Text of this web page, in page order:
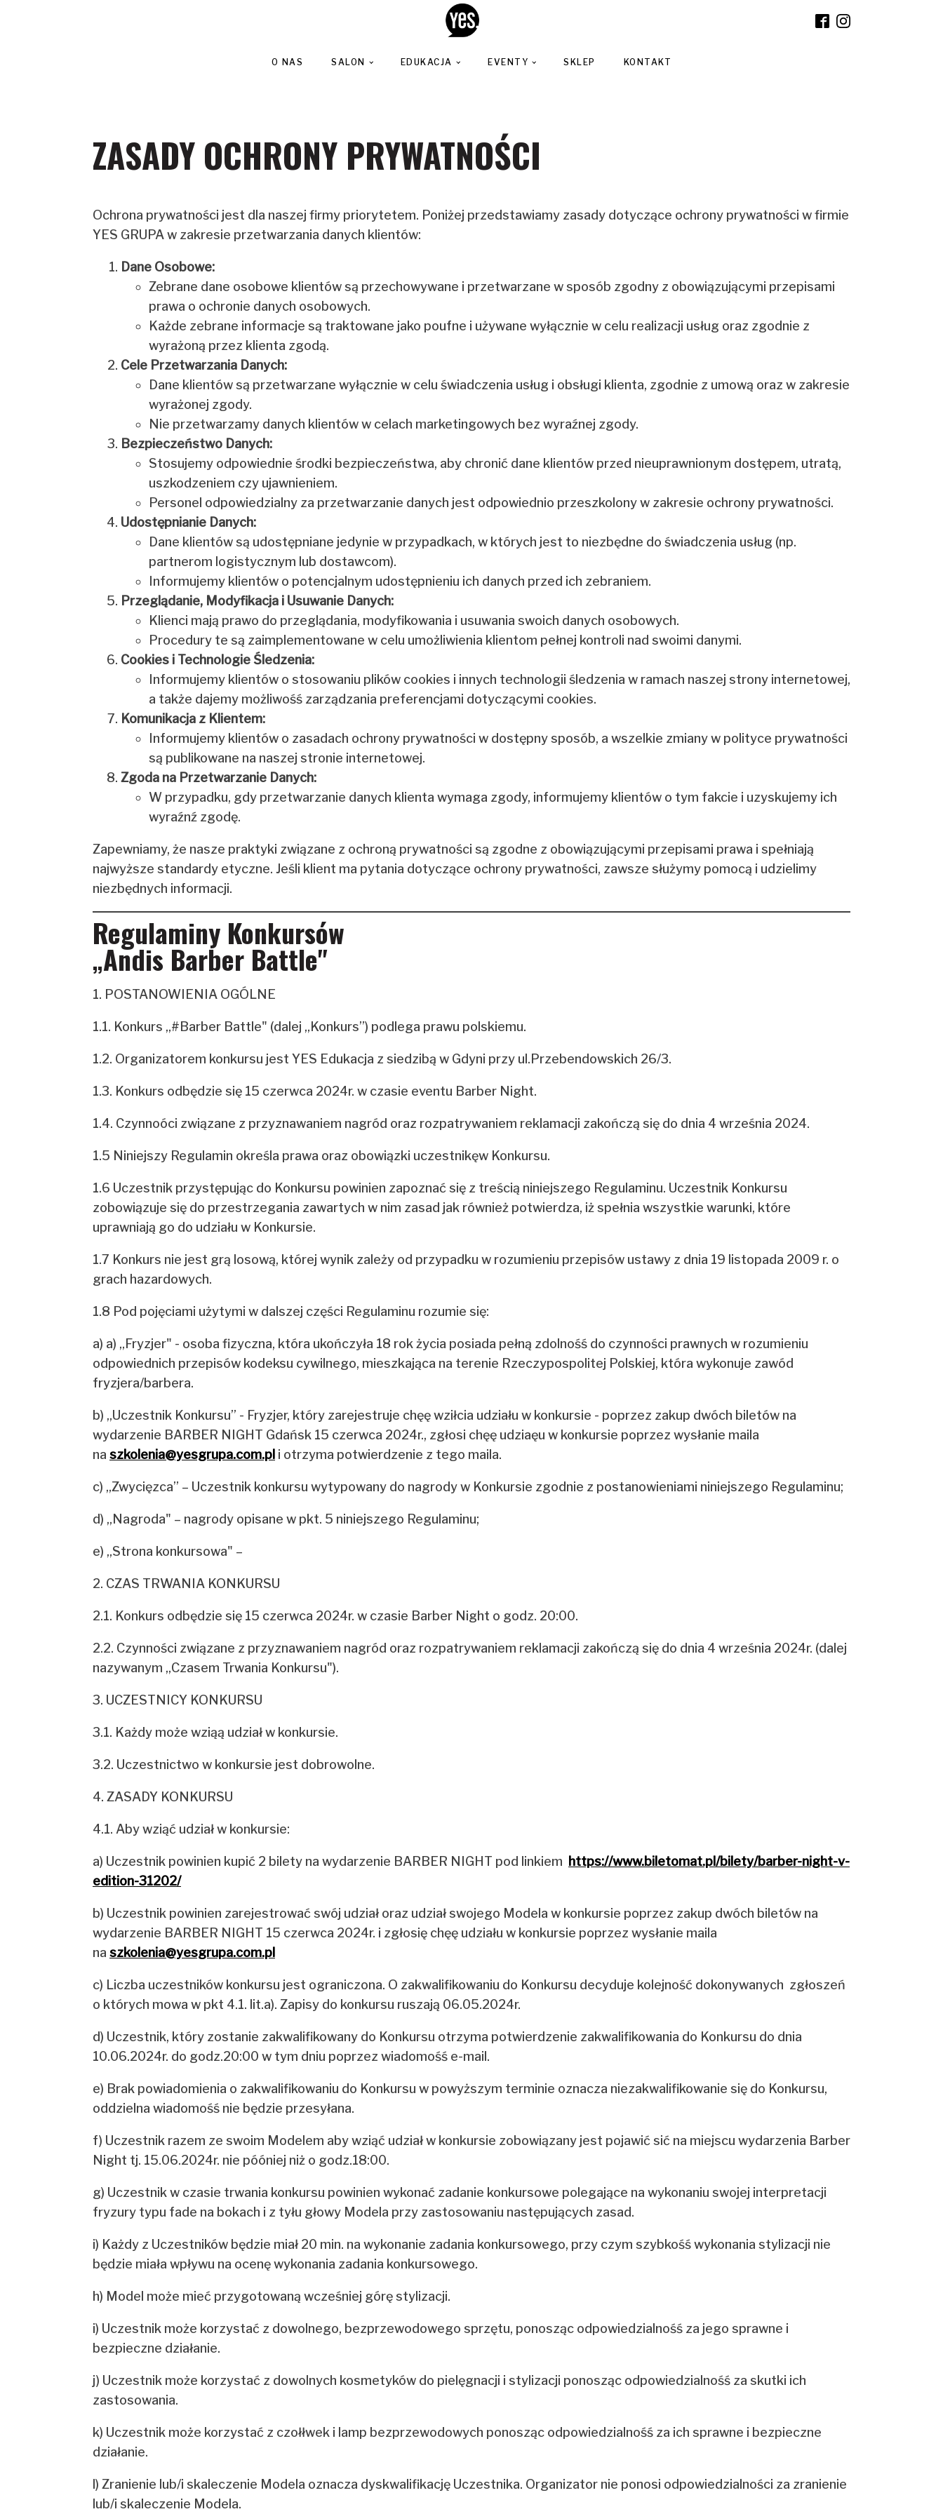
O NAS SALON EDUKACJA EVENTY SKLEP KONTAKT
ZASADY OCHRONY PRYWATNOŚCI
Ochrona prywatności jest dla naszej firmy priorytetem. Poniżej przedstawiamy zasady dotyczące ochrony prywatności w firmie
YES GRUPA w zakresie przetwarzania danych klientów:
Dane Osobowe:
Zebrane dane osobowe klientów są przechowywane i przetwarzane w sposób zgodny z obowiązującymi przepisami
prawa o ochronie danych osobowych.
Każde zebrane informacje są traktowane jako poufne i używane wyłącznie w celu realizacji usług oraz zgodnie z
wyrażoną przez klienta zgodą.
Cele Przetwarzania Danych:
Dane klientów są przetwarzane wyłącznie w celu świadczenia usług i obsługi klienta, zgodnie z umową oraz w zakresie
wyrażonej zgody.
Nie przetwarzamy danych klientów w celach marketingowych bez wyraźnej zgody.
Bezpieczeństwo Danych:
Stosujemy odpowiednie środki bezpieczeństwa, aby chronić dane klientów przed nieuprawnionym dostępem, utratą,
uszkodzeniem czy ujawnieniem.
Personel odpowiedzialny za przetwarzanie danych jest odpowiednio przeszkolony w zakresie ochrony prywatności.
Udostępnianie Danych:
Dane klientów są udostępniane jedynie w przypadkach, w których jest to niezbędne do świadczenia usług (np.
partnerom logistycznym lub dostawcom).
Informujemy klientów o potencjalnym udostępnieniu ich danych przed ich zebraniem.
Przeglądanie, Modyfikacja i Usuwanie Danych:
Klienci mają prawo do przeglądania, modyfikowania i usuwania swoich danych osobowych.
Procedury te są zaimplementowane w celu umożliwienia klientom pełnej kontroli nad swoimi danymi.
Cookies i Technologie Śledzenia:
Informujemy klientów o stosowaniu plików cookies i innych technologii śledzenia w ramach naszej strony internetowej,
a także dajemy możliwośś zarządzania preferencjami dotyczącymi cookies.
Komunikacja z Klientem:
Informujemy klientów o zasadach ochrony prywatności w dostępny sposób, a wszelkie zmiany w polityce prywatności
są publikowane na naszej stronie internetowej.
Zgoda na Przetwarzanie Danych:
W przypadku, gdy przetwarzanie danych klienta wymaga zgody, informujemy klientów o tym fakcie i uzyskujemy ich
wyraźnź zgodę.
Zapewniamy, że nasze praktyki związane z ochroną prywatności są zgodne z obowiązującymi przepisami prawa i spełniają
najwyższe standardy etyczne. Jeśli klient ma pytania dotyczące ochrony prywatności, zawsze służymy pomocą i udzielimy
niezbędnych informacji.
Regulaminy Konkursów
„Andis Barber Battle"
1. POSTANOWIENIA OGÓLNE
1.1. Konkurs „#Barber Battle" (dalej „Konkurs”) podlega prawu polskiemu.
1.2. Organizatorem konkursu jest YES Edukacja z siedzibą w Gdyni przy ul.Przebendowskich 26/3.
1.3. Konkurs odbędzie się 15 czerwca 2024r. w czasie eventu Barber Night.
1.4. Czynnoóci związane z przyznawaniem nagród oraz rozpatrywaniem reklamacji zakończą się do dnia 4 września 2024.
1.5 Niniejszy Regulamin określa prawa oraz obowiązki uczestnikęw Konkursu.
1.6 Uczestnik przystępując do Konkursu powinien zapoznać się z treścią niniejszego Regulaminu. Uczestnik Konkursu
zobowiązuje się do przestrzegania zawartych w nim zasad jak również potwierdza, iż spełnia wszystkie warunki, które
uprawniają go do udziału w Konkursie.
1.7 Konkurs nie jest grą losową, której wynik zależy od przypadku w rozumieniu przepisów ustawy z dnia 19 listopada 2009 r. o
grach hazardowych.
1.8 Pod pojęciami użytymi w dalszej części Regulaminu rozumie się:
a) a) „Fryzjer" - osoba fizyczna, która ukończyła 18 rok życia posiada pełną zdolnośś do czynności prawnych w rozumieniu
odpowiednich przepisów kodeksu cywilnego, mieszkająca na terenie Rzeczypospolitej Polskiej, która wykonuje zawód
fryzjera/barbera.
b) „Uczestnik Konkursu” - Fryzjer, który zarejestruje chęę wziłcia udziału w konkursie - poprzez zakup dwóch biletów na
wydarzenie BARBER NIGHT Gdańsk 15 czerwca 2024r., zgłosi chęę udziaęu w konkursie poprzez wysłanie maila
na szkolenia@yesgrupa.com.pl i otrzyma potwierdzenie z tego maila.
c) „Zwycięzca” – Uczestnik konkursu wytypowany do nagrody w Konkursie zgodnie z postanowieniami niniejszego Regulaminu;
d) „Nagroda" – nagrody opisane w pkt. 5 niniejszego Regulaminu;
e) „Strona konkursowa" –
2. CZAS TRWANIA KONKURSU
2.1. Konkurs odbędzie się 15 czerwca 2024r. w czasie Barber Night o godz. 20:00.
2.2. Czynności związane z przyznawaniem nagród oraz rozpatrywaniem reklamacji zakończą się do dnia 4 września 2024r. (dalej
nazywanym „Czasem Trwania Konkursu").
3. UCZESTNICY KONKURSU
3.1. Każdy może wziąą udział w konkursie.
3.2. Uczestnictwo w konkursie jest dobrowolne.
4. ZASADY KONKURSU
4.1. Aby wziąć udział w konkursie:
a) Uczestnik powinien kupić 2 bilety na wydarzenie BARBER NIGHT pod linkiem https://www.biletomat.pl/bilety/barber-night-v-
edition-31202/
b) Uczestnik powinien zarejestrować swój udział oraz udział swojego Modela w konkursie poprzez zakup dwóch biletów na
wydarzenie BARBER NIGHT 15 czerwca 2024r. i zgłosię chęę udziału w konkursie poprzez wysłanie maila
na szkolenia@yesgrupa.com.pl
c) Liczba uczestników konkursu jest ograniczona. O zakwalifikowaniu do Konkursu decyduje kolejność dokonywanych zgłoszeń
o których mowa w pkt 4.1. lit.a). Zapisy do konkursu ruszają 06.05.2024r.
d) Uczestnik, który zostanie zakwalifikowany do Konkursu otrzyma potwierdzenie zakwalifikowania do Konkursu do dnia
10.06.2024r. do godz.20:00 w tym dniu poprzez wiadomośś e-mail.
e) Brak powiadomienia o zakwalifikowaniu do Konkursu w powyższym terminie oznacza niezakwalifikowanie się do Konkursu,
oddzielna wiadomośś nie będzie przesyłana.
f) Uczestnik razem ze swoim Modelem aby wziąć udział w konkursie zobowiązany jest pojawić sić na miejscu wydarzenia Barber
Night tj. 15.06.2024r. nie póóniej niż o godz.18:00.
g) Uczestnik w czasie trwania konkursu powinien wykonać zadanie konkursowe polegające na wykonaniu swojej interpretacji
fryzury typu fade na bokach i z tyłu głowy Modela przy zastosowaniu następujących zasad.
i) Każdy z Uczestników będzie miał 20 min. na wykonanie zadania konkursowego, przy czym szybkośś wykonania stylizacji nie
będzie miała wpływu na ocenę wykonania zadania konkursowego.
h) Model może mieć przygotowaną wcześniej górę stylizacji.
i) Uczestnik może korzystać z dowolnego, bezprzewodowego sprzętu, ponosząc odpowiedzialnośś za jego sprawne i
bezpieczne działanie.
j) Uczestnik może korzystać z dowolnych kosmetyków do pielęgnacji i stylizacji ponosząc odpowiedzialnośś za skutki ich
zastosowania.
k) Uczestnik może korzystać z czołłwek i lamp bezprzewodowych ponosząc odpowiedzialnośś za ich sprawne i bezpieczne
działanie.
l) Zranienie lub/i skaleczenie Modela oznacza dyskwalifikację Uczestnika. Organizator nie ponosi odpowiedzialności za zranienie
lub/i skaleczenie Modela.